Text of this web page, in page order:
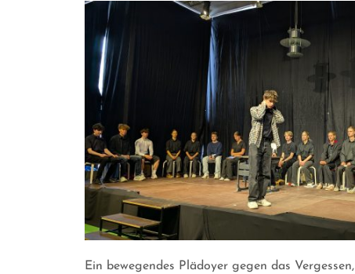
Ein bewegendes Plädoyer gegen das